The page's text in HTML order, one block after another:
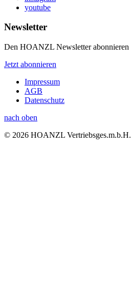
youtube
Newsletter
Den HOANZL Newsletter abonnieren
Jetzt abonnieren
Impressum
AGB
Datenschutz
nach oben
© 2026 HOANZL Vertriebsges.m.b.H.